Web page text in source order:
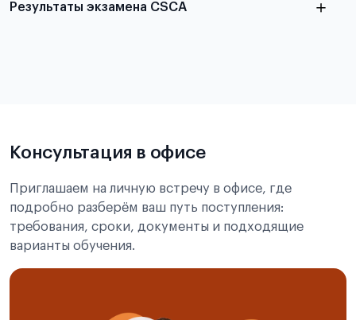
Результаты экзамена CSCA
Консультация в офисе
Приглашаем на личную встречу в офисе, где
подробно разберём ваш путь поступления:
требования, сроки, документы и подходящие
варианты обучения.